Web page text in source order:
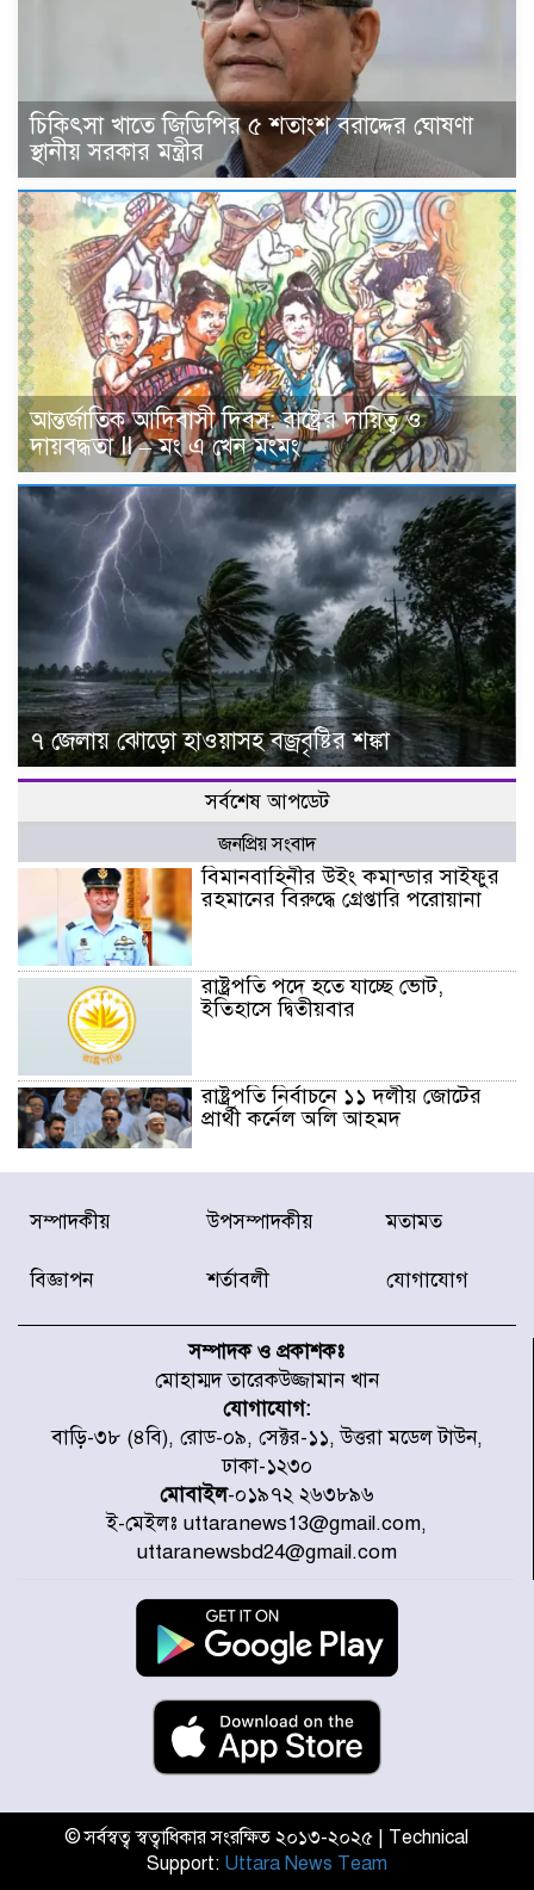
চিকিৎসা খাতে জিডিপির ৫ শতাংশ বরাদ্দের ঘোষণা
স্থানীয় সরকার মন্ত্রীর
আন্তর্জাতিক আদিবাসী দিবস: রাষ্ট্রের দায়িত্ব ও
দায়বদ্ধতা II – মং এ খেন মংমং
৭ জেলায় ঝোড়ো হাওয়াসহ বজ্রবৃষ্টির শঙ্কা
সর্বশেষ আপডেট
জনপ্রিয় সংবাদ
বিমানবাহিনীর উইং কমান্ডার সাইফুর
রহমানের বিরুদ্ধে গ্রেপ্তারি পরোয়ানা
রাষ্ট্রপতি পদে হতে যাচ্ছে ভোট,
ইতিহাসে দ্বিতীয়বার
রাষ্ট্রপতি নির্বাচনে ১১ দলীয় জোটের
প্রার্থী কর্নেল অলি আহমদ
ডিএনসিসির সঙ্গে সমন্বয়ে পরিচ্ছন্নতার
নতুন উদ্যোগ নিকুঞ্জ-টানপাড়ায়
উদ্যোগে উত্তরা ১৩ নং সেক্টর-এ
পরিষ্কার-পরিচ্ছন্নতা অভিযান
ডিএমপির অভিযানে ২৪ ঘণ্টায় গ্রেপ্তার
৫০৪, উদ্ধার মাদক-অস্ত্র
সন্দ্বীপের চরে বিপদে পড়া কচ্ছপ উদ্ধার
সাগরে অবমুক্ত
মাতারবাড়ী পৌঁছে নির্ধারিত কর্মসূচিতে
যোগ দিয়েছেন প্রধানমন্ত্রী
জাতীয় সাংবাদিক সংস্থার পিরোজপুর
জেলা কমিটি অনুমোদন
গণঅভ্যুত্থানের তথ্য বিশ্বমিডিয়ায় পৌঁছে
সম্পাদকীয় উপসম্পাদকীয় মতামত
বিজ্ঞাপন শর্তাবলী যোগাযোগ
সম্পাদক ও প্রকাশকঃ
মোহাম্মদ তারেকউজ্জামান খান
যোগাযোগ:
বাড়ি-৩৮ (৪বি), রোড-০৯, সেক্টর-১১, উত্তরা মডেল টাউন,
ঢাকা-১২৩০
মোবাইল-০১৯৭২ ২৬৩৮৯৬
ই-মেইলঃ uttaranews13@gmail.com,
uttaranewsbd24@gmail.com
© সর্বস্বত্ব স্বত্বাধিকার সংরক্ষিত ২০১৩-২০২৫ | Technical
Support: Uttara News Team